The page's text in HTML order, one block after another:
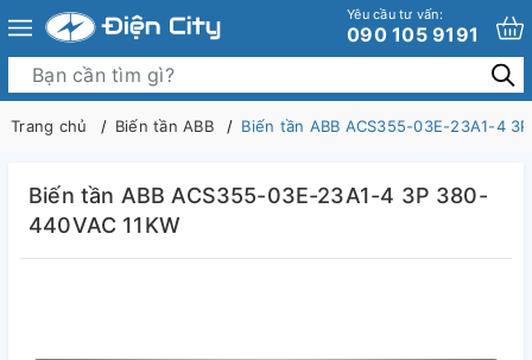
Yêu cầu tư vấn:
090 105 9191
Trang chủ Biến tần ABB Biến tần ABB ACS355-03E-23A1-4
Biến tần ABB ACS355-03E-23A1-4 3P 380-
440VAC 11KW